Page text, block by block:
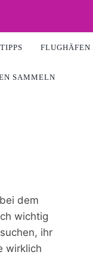
FLUGHÄFEN
SAMMELN
dem
wichtig
ihr
wirklich